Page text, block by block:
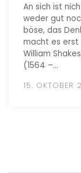
An sich ist
weder gut
böse, das
macht es erst
William
(1564 –…
15. OKTOBER